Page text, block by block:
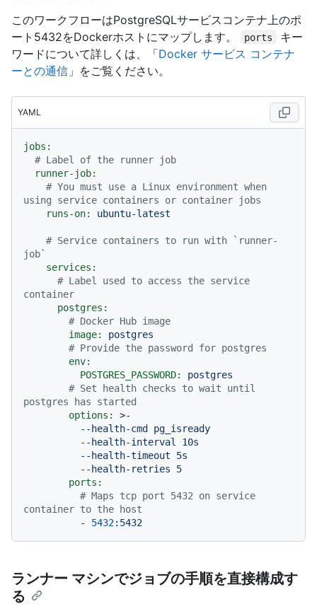
このワークフローはPostgreSQLサービスコンテナ上のポ
ート5432をDockerホストにマップします。
ports
キー
ワードについて詳しくは、「Docker サービス コンテナ
ーとの通信 」をご覧ください。
YAML
jobs:
# Label of the runner job
runner-job:
# You must use a Linux environment when
using service containers or container jobs
runs-on:
ubuntu-latest
# Service containers to run with `runner-
job`
services:
# Label used to access the service
container
postgres:
# Docker Hub image
image:
postgres
# Provide the password for postgres
env:
POSTGRES_PASSWORD:
postgres
# Set health checks to wait until
postgres has started
options:
>-
ports:
# Maps tcp port 5432 on service
container to the host
-
5432:5432
ランナー マシンでジョブの手順を直接構成す
る